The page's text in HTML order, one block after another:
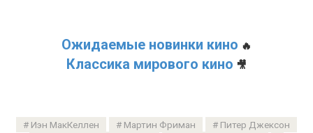
Ожидаемые новинки кино 🔥
Классика мирового кино 🎥
Иэн МакКеллен Мартин Фриман Питер Джексон